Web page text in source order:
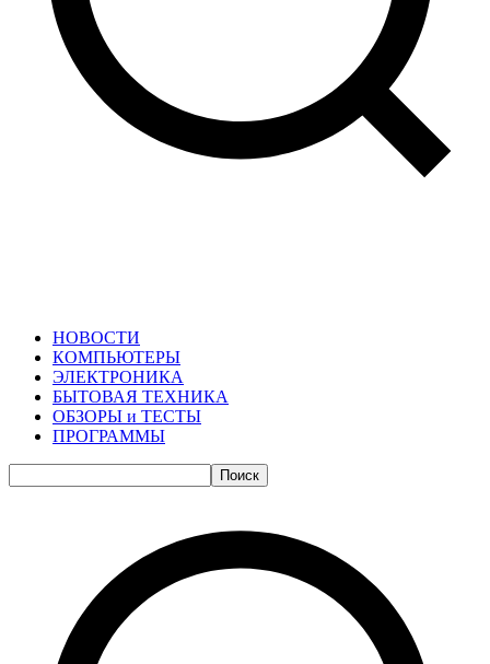
НОВОСТИ
КОМПЬЮТЕРЫ
ЭЛЕКТРОНИКА
БЫТОВАЯ ТЕХНИКА
ОБЗОРЫ и ТЕСТЫ
ПРОГРАММЫ
Поиск